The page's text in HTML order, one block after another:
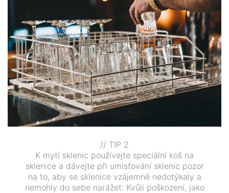
// TIP 2
K mytí sklenic používejte speciální koš na
sklenice a dávejte při umisťování sklenic pozor
na to, aby se sklenice vzájemně nedotýkaly a
nemohly do sebe narážet: Kvůli poškození, jako